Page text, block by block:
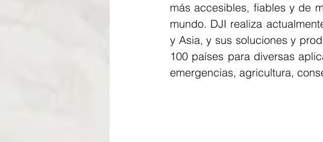
más accesibles, fiables y de
mundo. DJI realiza
y Asia, y sus soluciones y
100 países para diversas
emergencias, agricultura,